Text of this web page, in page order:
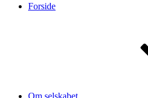
Forside
Om selskabet